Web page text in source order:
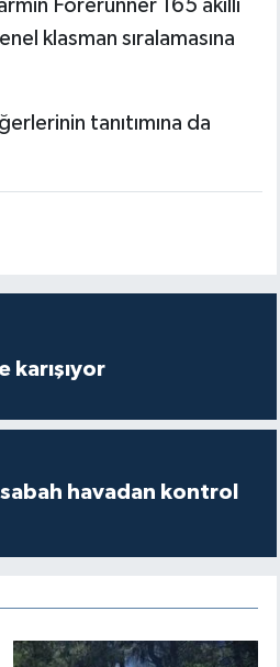
Forerunner 165 akıllı
klasman sıralamasına
tanıtımına da
havadan kontrol